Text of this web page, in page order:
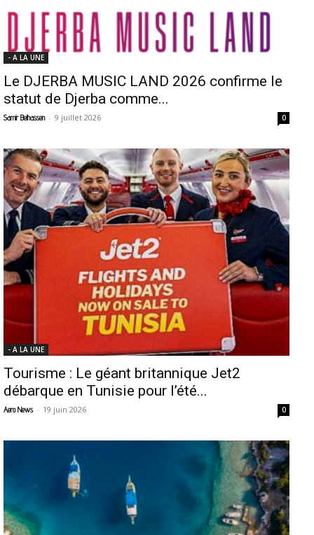
- A LA UNE
Le DJERBA MUSIC LAND 2026 confirme le
statut de Djerba comme...
Samir Belhassen - 9 juillet 2026 0
- A LA UNE
Tourisme : Le géant britannique Jet2
débarque en Tunisie pour l’été...
Aero News - 19 juin 2026 0